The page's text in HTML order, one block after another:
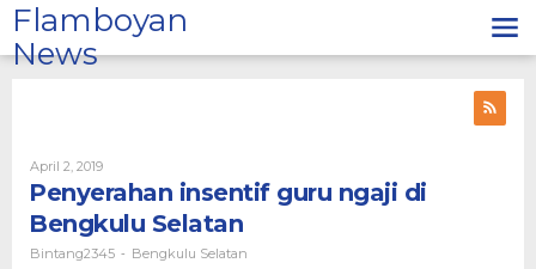
Lewati
ke
konten
Flamboyan
News
April 2, 2019Oleh
Bintang2345
Penyerahan insentif guru ngaji di
Bengkulu Selatan
Bintang2345 - Bengkulu Selatan